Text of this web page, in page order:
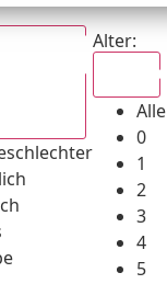
Alter:
Alle
0
1
2
3
4
5